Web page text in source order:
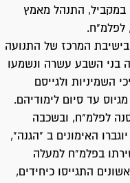
במקביל, התנהל מאמץ
לפלמ"ח.
בישיבת המרכז של התנועה
בני השבע עשרה ונשמעו
השמיניות ולגייסם
עד סיום לימודיהם.
לפלמ"ח, ובשכבה
האימונים ב "הגנה",
הלימודים. בדצמבר 1942 שירתו בפלמ"ח למעלה
התגייסו כיחידים,